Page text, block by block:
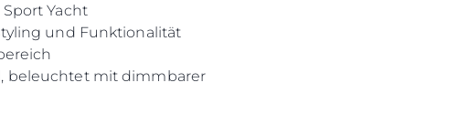
Yacht
und Funktionalität
beleuchtet mit dimmbarer